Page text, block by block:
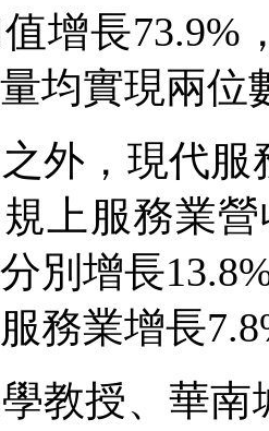
增長73.9%
均實現兩位
，現代服
上服務業
別增長
務業增長
授、華南